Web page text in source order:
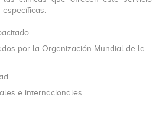
por la Organización Mundial de la
e internacionales